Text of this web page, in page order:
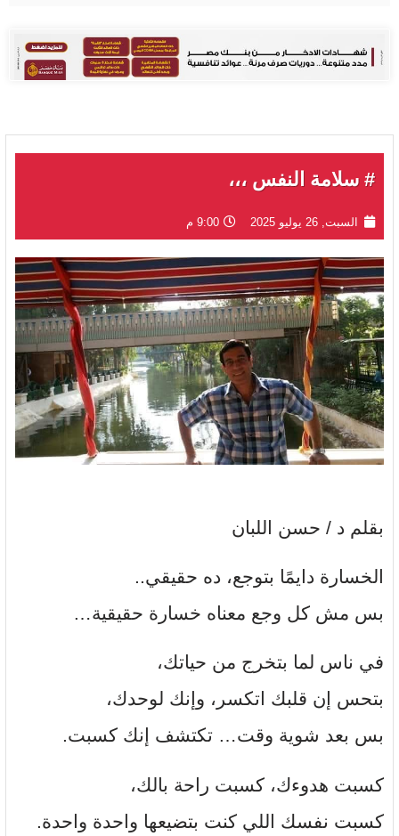
# سلامة النفس ،،،
السبت, 26 يوليو 2025 9:00 م
بقلم د / حسن اللبان
الخسارة دايمًا بتوجع، ده حقيقي..
بس مش كل وجع معناه خسارة حقيقية…
في ناس لما بتخرج من حياتك،
بتحس إن قلبك اتكسر، وإنك لوحدك،
بس بعد شوية وقت… تكتشف إنك كسبت.
كسبت هدوءك، كسبت راحة بالك،
كسبت نفسك اللي كنت بتضيعها واحدة واحدة.